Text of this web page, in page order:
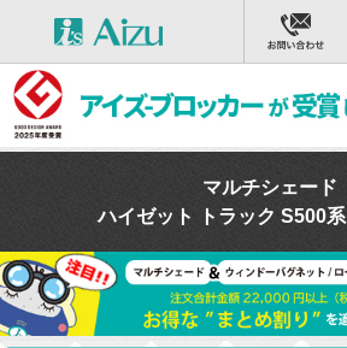
マルチシェード
ハイゼット トラック S500系